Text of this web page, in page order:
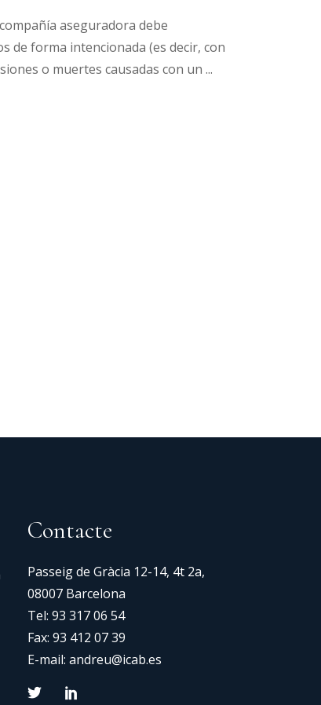
aseguradora debe
​​de forma intencionada (es decir, con
o muertes causadas con un
Contacte
Passeig de Gràcia 12-14, 4t 2a,
08007 Barcelona
Tel: 93 317 06 54
Fax: 93 412 07 39
E-mail: andreu@icab.es